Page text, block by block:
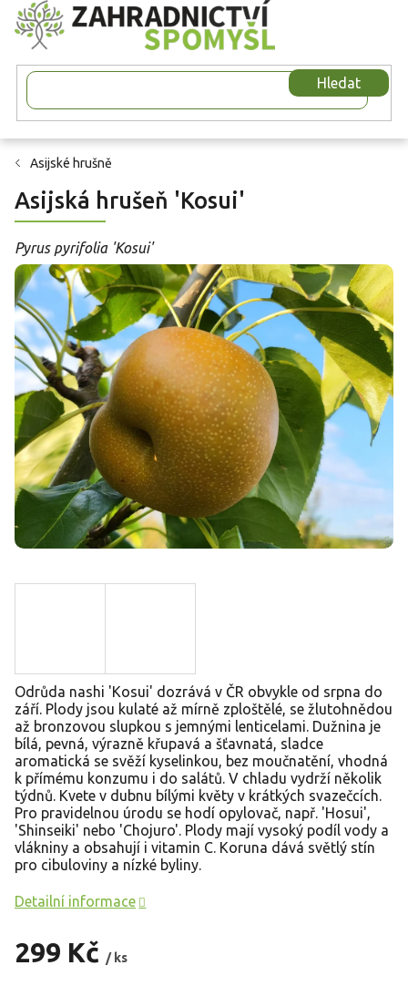
Přejít
na
obsah
Hledat
Asijské hrušně
Asijská hrušeň 'Kosui'
Pyrus pyrifolia 'Kosui'
299 Kč / ks
Odrůda nashi 'Kosui' dozrává v ČR obvykle od srpna do
září. Plody jsou kulaté až mírně zploštělé, se žlutohnědou
až bronzovou slupkou s jemnými lenticelami. Dužnina je
bílá, pevná, výrazně křupavá a šťavnatá, sladce
aromatická se svěží kyselinkou, bez moučnatění, vhodná
k přímému konzumu i do salátů. V chladu vydrží několik
týdnů. Kvete v dubnu bílými květy v krátkých svazečcích.
Pro pravidelnou úrodu se hodí opylovač, např. 'Hosui',
'Shinseiki' nebo 'Chojuro'. Plody mají vysoký podíl vody a
vlákniny a obsahují i vitamin C. Koruna dává světlý stín
pro cibuloviny a nízké byliny.
Detailní informace